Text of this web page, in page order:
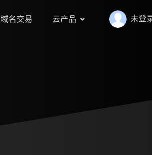
域名交易 云产品 未登